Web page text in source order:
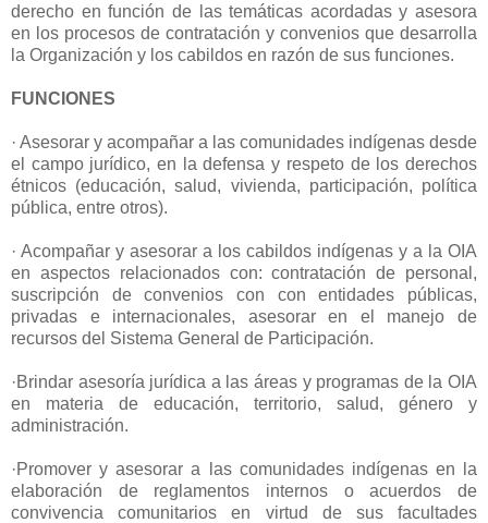
derecho en función de las temáticas acordadas y asesora
en los procesos de contratación y convenios que desarrolla
la Organización y los cabildos en razón de sus funciones.
FUNCIONES
· Asesorar y acompañar a las comunidades indígenas desde
el campo jurídico, en la defensa y respeto de los derechos
étnicos (educación, salud, vivienda, participación, política
pública, entre otros).
· Acompañar y asesorar a los cabildos indígenas y a la OIA
en aspectos relacionados con: contratación de personal,
suscripción de convenios con con entidades públicas,
privadas e internacionales, asesorar en el manejo de
recursos del Sistema General de Participación.
·Brindar asesoría jurídica a las áreas y programas de la OIA
en materia de educación, territorio, salud, género y
administración.
·Promover y asesorar a las comunidades indígenas en la
elaboración de reglamentos internos o acuerdos de
convivencia comunitarios en virtud de sus facultades